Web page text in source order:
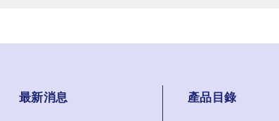
最新消息 產品目錄